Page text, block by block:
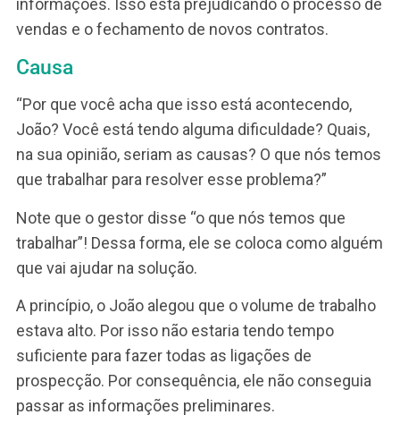
entender. Assim, fica mais fácil para o
(ou os fatos), identificamos a causa, ligamos a
causa a uma competência ou a um desempenho
requerido do cargo do avaliado. O próximo
Em resumo, não basta apenas apontar o
É preciso também a causa e orientar ações.
Esse é o tipo de estruturação de feedback que
orientamos aqui na Cohros: FCA Fato Causa e
Vamos agora a um exemplo prático.
Exemplo de feedback negativo, ou